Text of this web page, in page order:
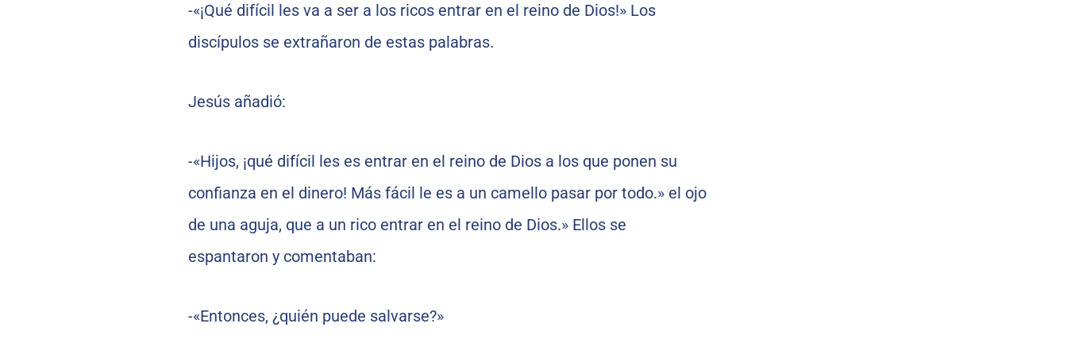
-«¡Qué difícil les va a ser a los ricos entrar en el reino de Dios!» Los
discípulos se extrañaron de estas palabras.
Jesús añadió:
-«Hijos, ¡qué difícil les es entrar en el reino de Dios a los que ponen su
confianza en el dinero! Más fácil le es a un camello pasar por todo.» el ojo
de una aguja, que a un rico entrar en el reino de Dios.» Ellos se
espantaron y comentaban:
-«Entonces, ¿quién puede salvarse?»